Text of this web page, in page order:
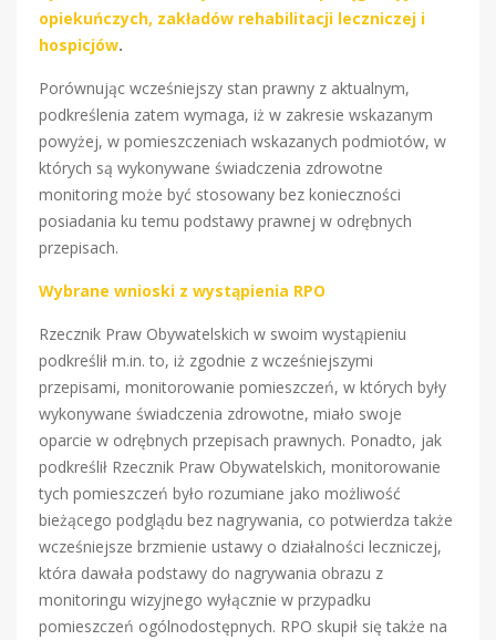
opiekuńczych, zakładów rehabilitacji leczniczej i
hospicjów.
Porównując wcześniejszy stan prawny z aktualnym,
podkreślenia zatem wymaga, iż w zakresie wskazanym
powyżej, w pomieszczeniach wskazanych podmiotów, w
których są wykonywane świadczenia zdrowotne
monitoring może być stosowany bez konieczności
posiadania ku temu podstawy prawnej w odrębnych
przepisach.
Wybrane wnioski z wystąpienia RPO
Rzecznik Praw Obywatelskich w swoim wystąpieniu
podkreślił m.in. to, iż zgodnie z wcześniejszymi
przepisami, monitorowanie pomieszczeń, w których były
wykonywane świadczenia zdrowotne, miało swoje
oparcie w odrębnych przepisach prawnych. Ponadto, jak
podkreślił Rzecznik Praw Obywatelskich, monitorowanie
tych pomieszczeń było rozumiane jako możliwość
bieżącego podglądu bez nagrywania, co potwierdza także
wcześniejsze brzmienie ustawy o działalności leczniczej,
która dawała podstawy do nagrywania obrazu z
monitoringu wizyjnego wyłącznie w przypadku
pomieszczeń ogólnodostępnych. RPO skupił się także na